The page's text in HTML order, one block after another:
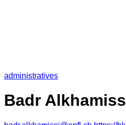
administratives
Badr